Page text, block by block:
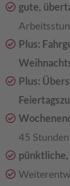
gute,
Plus:
Plus:
45 Stunden